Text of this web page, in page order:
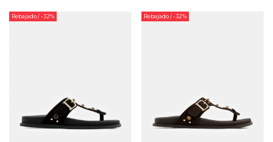
Rebajado/ -32% Rebajado/ -32%